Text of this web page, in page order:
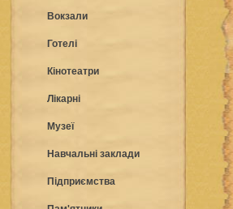
Вокзали
Готелі
Кінотеатри
Лікарні
Музеї
Навчальні заклади
Підприємства